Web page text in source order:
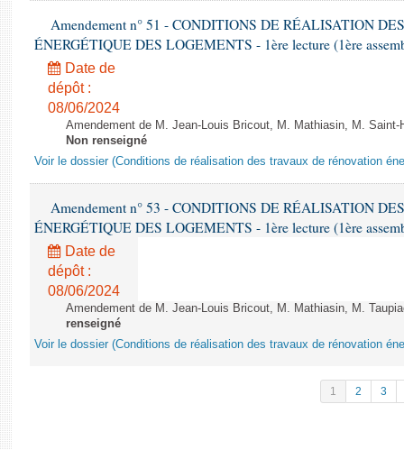
Amendement n° 51 - CONDITIONS DE RÉALISATION
ÉNERGÉTIQUE DES LOGEMENTS - 1ère lecture (1ère
Date de
dépôt :
08/06/2024
Amendement de M. Jean-Louis Bricout, M. Mathiasin, M.
Non renseigné
Voir le dossier (Conditions de réalisation des travaux de rénovation
Amendement n° 53 - CONDITIONS DE RÉALISATION
ÉNERGÉTIQUE DES LOGEMENTS - 1ère lecture (1ère
Date de
dépôt :
08/06/2024
Amendement de M. Jean-Louis Bricout, M. Mathiasin, M.
renseigné
Voir le dossier (Conditions de réalisation des travaux de rénovation
1 2 3